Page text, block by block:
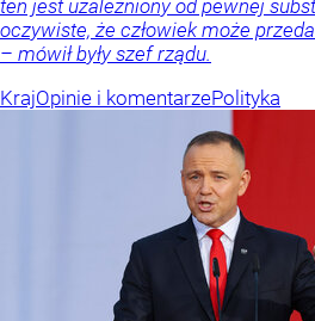
ten jest uzależniony od pewnej
oczywiste, że człowiek może
– mówił były szef rządu.
KrajOpinie i komentarzePolityka